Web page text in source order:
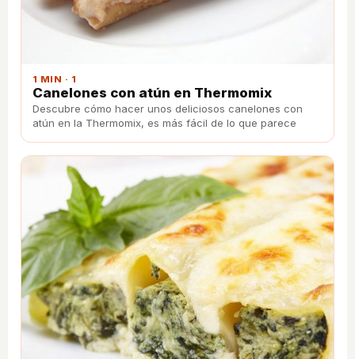
1 MIN · 1
Canelones con atún en Thermomix
Descubre cómo hacer unos deliciosos canelones con
atún en la Thermomix, es más fácil de lo que parece